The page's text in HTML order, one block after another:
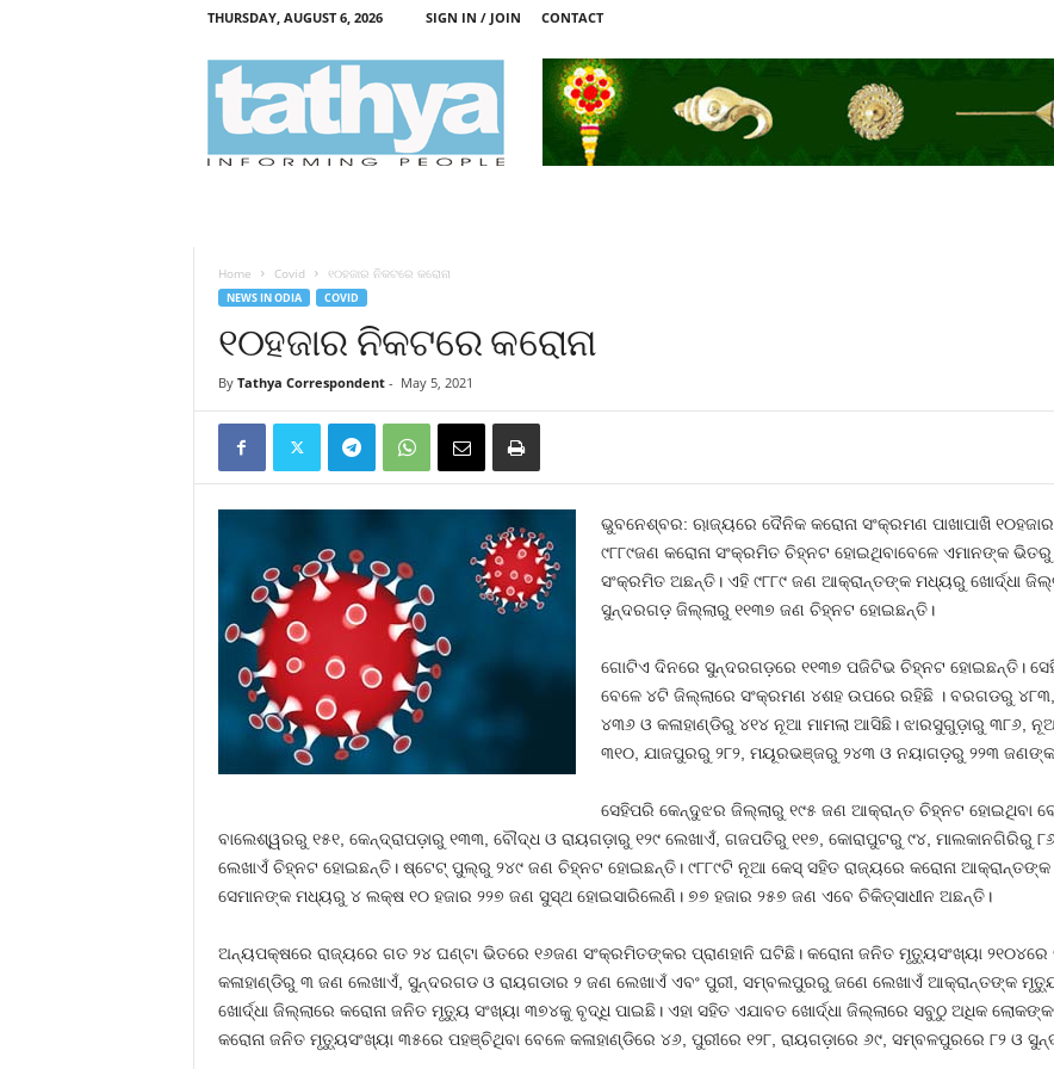
THURSDAY, AUGUST 6, 2026 SIGN IN / JOIN CONTACT
Home Covid ୧୦ହଜାର ନିକଟରେ କରୋନା
NEWS IN ODIA COVID
୧୦ହଜାର ନିକଟରେ କରୋନା
By Tathya Correspondent- May 5, 2021
ଭୁବନେଶ୍ବର: ଋାଜ୍ୟରେ ଦୈନିକ କରୋନା ସଂକ୍ରମଣ ପାଖାପାଖି
୯୮୮୯ଜଣ କରୋନା ସଂକ୍ରମିତ ଚିହ୍ନଟ ହୋଇଥିବାବେଳେ ଏମାନଙ୍କ
ସଂକ୍ରମିତ ଅଛନ୍ତି। ଏହି ୯୮୮୯ ଜଣ ଆକ୍ରାନ୍ତଙ୍କ ମଧ୍ୟରୁ ଖୋର୍ଦ୍ଧା
ସୁନ୍ଦରଗଡ଼ ଜିଲ୍ଲାରୁ ୧୧୩୭ ଜଣ ଚିହ୍ନଟ ହୋଇଛନ୍ତି।
ଗୋଟିଏ ଦିନରେ ସୁନ୍ଦରଗଡ଼ରେ ୧୧୩୭ ପଜିଟିଭ ଚିହ୍ନଟ ହୋଇଛନ୍ତି।
ବେଳେ ୪ଟି ଜିଲ୍ଲାରେ ସଂକ୍ରମଣ ୪ଶହ ଉପରେ ରହିଛି । ବରଗଡରୁ
୪୩୬ ଓ କଳାହାଣ୍ଡିରୁ ୪୧୪ ନୂଆ ମାମଲା ଆସିଛି। ଝାରସୁଗୁଡ଼ାରୁ ୩୮୬,
୩୧୦, ଯାଜପୁରରୁ ୨୮୨, ମୟୂରଭଞ୍ଜରୁ ୨୪୩ ଓ ନୟାଗଡ଼ରୁ ୨୨୩ ଜଣଙ୍କ
ସେହିପରି କେନ୍ଦୁଝର ଜିଲ୍ଲାରୁ ୧୯୫ ଜଣ ଆକ୍ରାନ୍ତ ଚିହ୍ନଟ ହୋଇଥିବା
ବାଲେଶ୍ୱରରୁ ୧୫୧, କେନ୍ଦ୍ରାପଡ଼ାରୁ ୧୩୩, ବୌଦ୍ଧ ଓ ରାୟଗଡ଼ାରୁ ୧୨୯ ଲେଖାଏଁ, ଗଜପତିରୁ ୧୧୭, କୋରାପୁଟରୁ ୯୪, ମାଲକାନଗିରିରୁ
ଲେଖାଏଁ ଚିହ୍ନଟ ହୋଇଛନ୍ତି। ଷ୍ଟେଟ୍‌ ପୁଲ୍‌ରୁ ୨୪୯ ଜଣ ଚିହ୍ନଟ ହୋଇଛନ୍ତି। ୯୮୮୯ଟି ନୂଆ କେସ୍ ସହିତ ରାଜ୍ୟରେ କରୋନା ଆକ୍ରାନ୍ତଙ୍କ
ସେମାନଙ୍କ ମଧ୍ୟରୁ ୪ ଲକ୍ଷ ୧୦ ହଜାର ୨୨୭ ଜଣ ସୁସ୍ଥ ହୋଇସାରିଲେଣି। ୭୭ ହଜାର ୨୫୭ ଜଣ ଏବେ ଚିକିତ୍ସାଧୀନ ଅଛନ୍ତି।
ଅନ୍ୟପକ୍ଷରେ ରାଜ୍ୟରେ ଗତ ୨୪ ଘଣ୍ଟା ଭିତରେ ୧୬ଜଣ ସଂକ୍ରମିତଙ୍କର ପ୍ରାଣହାନି ଘଟିଛି। କରୋନା ଜନିତ ମୃତ୍ୟୁସଂଖ୍ୟା ୨୧୦୪ରେ
କଳାହାଣ୍ଡିରୁ ୩ ଜଣ ଲେଖାଏଁ, ସୁନ୍ଦରଗଡ ଓ ରାୟଗଡାର ୨ ଜଣ ଲେଖାଏଁ ଏବଂ ପୁରୀ, ସମ୍ବଲପୁରରୁ ଜଣେ ଲେଖାଏଁ ଆକ୍ରାନ୍ତଙ୍କ
ଖୋର୍ଦ୍ଧା ଜିଲ୍ଲାରେ କରୋନା ଜନିତ ମୃତ୍ୟୁ ସଂଖ୍ୟା ୩୭୪କୁ ବୃଦ୍ଧି ପାଇଛି। ଏହା ସହିତ ଏଯାବତ ଖୋର୍ଦ୍ଧା ଜିଲ୍ଲାରେ ସବୁଠୁ ଅଧିକ
କରୋନା ଜନିତ ମୃତ୍ୟୁସଂଖ୍ୟା ୩୫ରେ ପହଞ୍ଚିଥିବା ବେଳେ କଳାହାଣ୍ଡିରେ ୪୬, ପୁରୀରେ ୧୨୮, ରାୟଗଡ଼ାରେ ୬୯, ସମ୍ବଳପୁରରେ ୮୨ ଓ